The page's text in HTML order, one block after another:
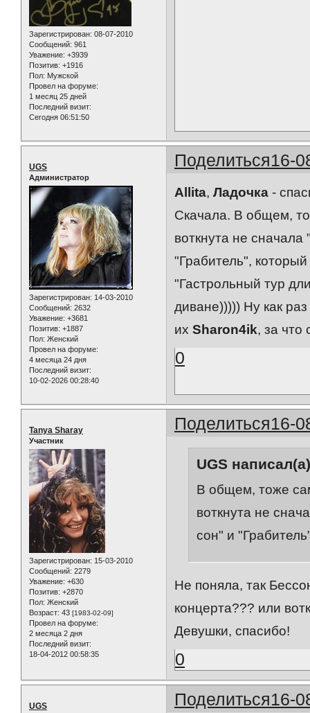
Зарегистрирован: 08-07-2010
Сообщений: 961
Уважение: +3939
Позитив: +1916
Пол: Мужской
Провел на форуме:
1 месяц 25 дней
Последний визит:
Сегодня 06:51:50
Поделиться16-
UGS
Администратор
Зарегистрирован: 14-03-2010
Сообщений: 2632
Уважение: +3681
Позитив: +1887
Пол: Женский
Провел на форуме:
4 месяца 24 дня
Последний визит:
10-02-2026 00:28:40
Allita,Ладочка -
Скачала. В общем,
воткнута не
"Грабитель",
"Гастрольный тур
диване))))) Ну как
ихSharon4ik, за что
0
Поделиться16-
Tanya Sharay
Участник
Зарегистрирован: 15-03-2010
Сообщений: 2279
Уважение: +630
Позитив: +2870
Пол: Женский
Возраст: 43 [1983-02-09]
Провел на форуме:
2 месяца 2 дня
Последний визит:
18-04-2012 00:58:35
UGS
В общем, тоже
воткнута не
сон" и
Не поняла, так
концерта??? или
Девушки, спасибо!
0
Поделиться16-
UGS